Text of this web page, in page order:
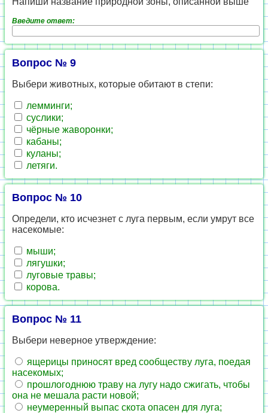
Введите ответ:
Вопрос № 9
Выбери животных, которые обитают в степи:
лемминги;
суслики;
чёрные жаворонки;
кабаны;
куланы;
летяги.
Вопрос № 10
Определи, кто исчезнет с луга первым, если умрут все
насекомые:
мыши;
лягушки;
луговые травы;
корова.
Вопрос № 11
Выбери неверное утверждение:
ящерицы приносят вред сообществу луга, поедая
насекомых;
прошлогоднюю траву на лугу надо сжигать, чтобы
она не мешала расти новой;
неумеренный выпас скота опасен для луга;